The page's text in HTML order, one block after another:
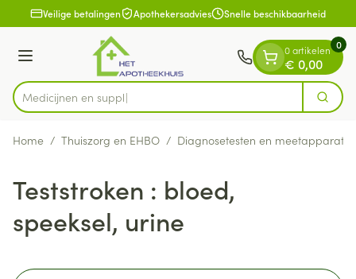
Ga naar de inhoud
1 van 1Veilige betalingen Apothekersadvies Snelle beschikbaarheid
Menu
Product, merk, categorie... Zoek
0 artikelen
€ 0,00
0
Home / Thuiszorg en EHBO / Diagnosetesten en
Teststroken : bloed,
speeksel, urine